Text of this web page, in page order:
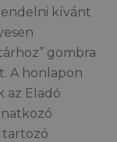
kívánt
gombra
A honlapon
az Eladó
tartozó